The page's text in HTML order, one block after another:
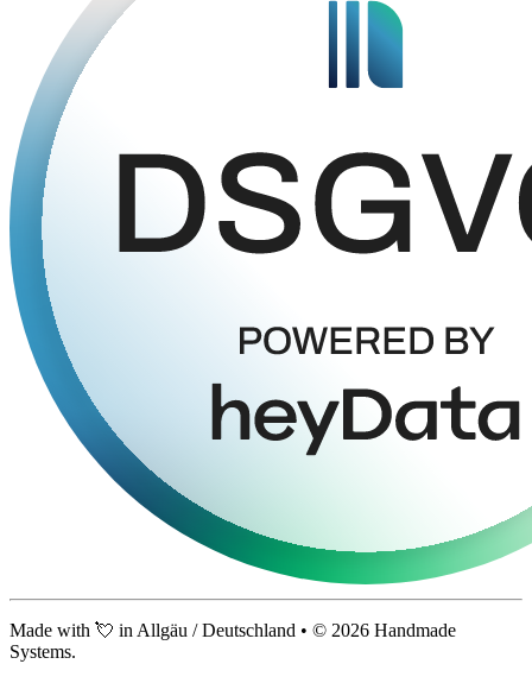
Made with 💘 in Allgäu / Deutschland • © 2026 Handmade
Systems.